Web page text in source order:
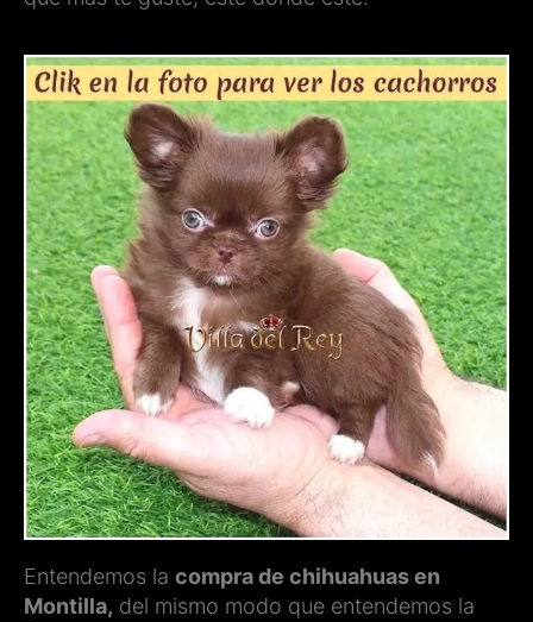
Entendemos la compra de chihuahuas en
Montilla, del mismo modo que entendemos la